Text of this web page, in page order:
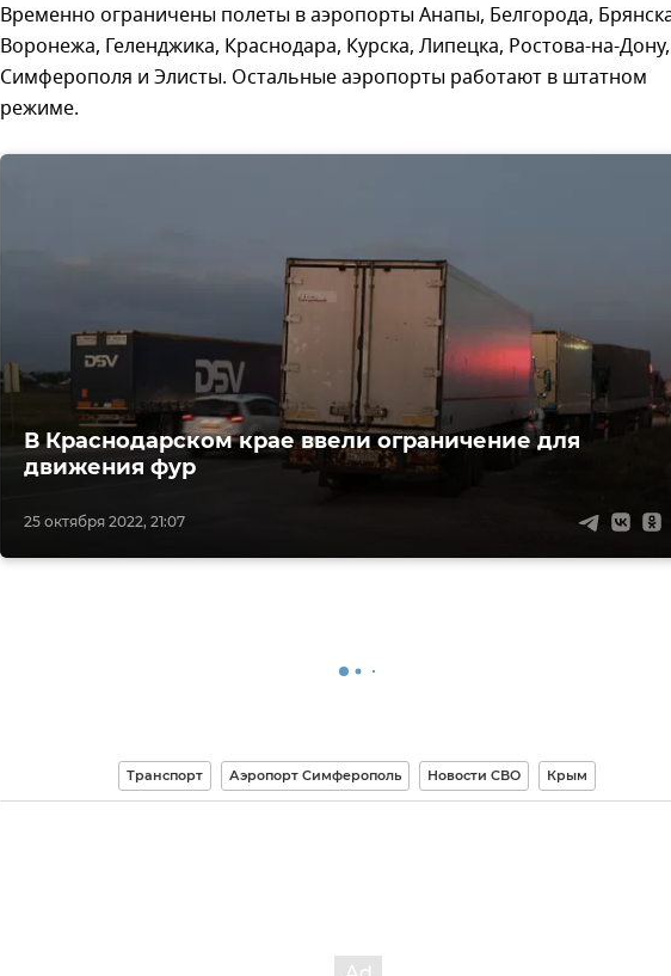
Временно ограничены полеты в аэропорты Анапы, Белгорода,
Воронежа, Геленджика, Краснодара, Курска, Липецка, Ростова-на-Дону,
Симферополя и Элисты. Остальные аэропорты работают в штатном
режиме.
25 октября 2022, 21:07
В Краснодарском крае ввели ограничение для
движения фур
Транспорт Аэропорт Симферополь Новости СВО Крым